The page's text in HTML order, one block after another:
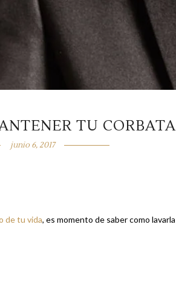
TU
junio 6, 2017
de tu vida, es momento de saber como